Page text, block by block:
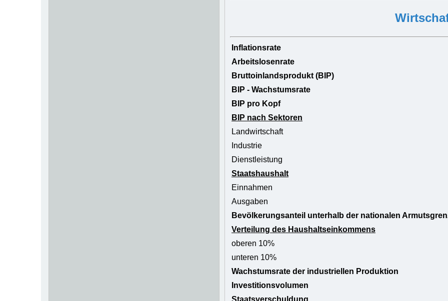
Inflationsrate
Arbeitslosenrate
Bruttoinlandsprodukt (BIP)
BIP - Wachstumsrate
BIP pro Kopf
BIP nach Sektoren
Landwirtschaft
Industrie
Dienstleistung
Staatshaushalt
Einnahmen
Ausgaben
Bevölkerungsanteil unterhalb der nationalen
Verteilung des Haushaltseinkommens
oberen 10%
unteren 10%
Wachstumsrate der industriellen Produktion
Investitionsvolumen
Staatsverschuldung